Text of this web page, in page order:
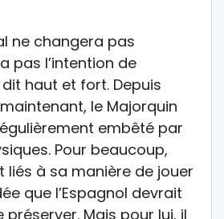
pas l’intention de
dit haut et fort. Depuis
le Majorquin
embêté par
Pour beaucoup,
liés à sa manière de jouer
que l’Espagnol devrait
préserver. Mais pour lui, il